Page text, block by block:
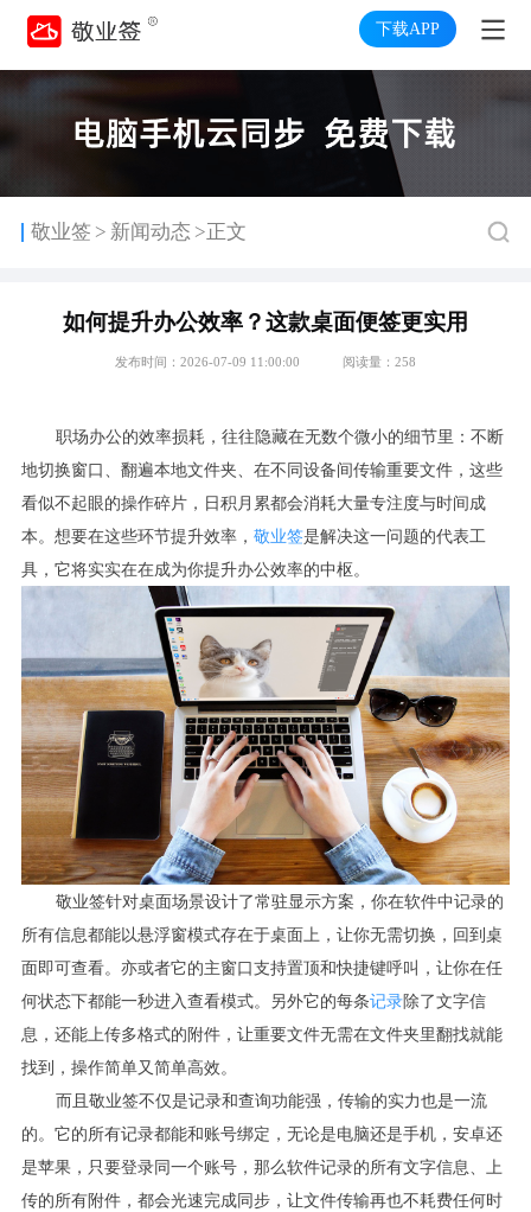
下载APP
敬业签 > 新闻动态 >正文
如何提升办公效率？这款桌面便签更实用
发布时间：2026-07-09 11:00:00 阅读量：258
职场办公的效率损耗，往往隐藏在无数个微小的细节里：不断
地切换窗口、翻遍本地文件夹、在不同设备间传输重要文件，这些
看似不起眼的操作碎片，日积月累都会消耗大量专注度与时间成
本。想要在这些环节提升效率， 敬业签是解决这一问题的代表工
具，它将实实在在成为你提升办公效率的中枢。
敬业签针对桌面场景设计了常驻显示方案，你在软件中记录的
所有信息都能以悬浮窗模式存在于桌面上，让你无需切换，回到桌
面即可查看。亦或者它的主窗口支持置顶和快捷键呼叫，让你在任
何状态下都能一秒进入查看模式。另外它的每条记录除了文字信
息，还能上传多格式的附件，让重要文件无需在文件夹里翻找就能
找到，操作简单又简单高效。
而且敬业签不仅是记录和查询功能强，传输的实力也是一流
的。它的所有记录都能和账号绑定，无论是电脑还是手机，安卓还
是苹果，只要登录同一个账号，那么软件记录的所有文字信息、上
传的所有附件，都会光速完成同步，让文件传输再也不耗费任何时